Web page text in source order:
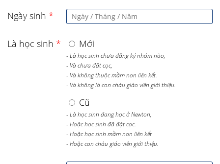
Ngày sinh *
Là học sinh * Mới
- Là học sinh chưa đăng ký nhóm nào,
- Và chưa đặt cọc,
- Và không thuộc mầm non liên kết.
- Và không là con cháu giáo viên giới thiệu.
Cũ
- Là học sinh đang học ở Newton,
- Hoặc học sinh đã đặt cọc.
- Hoặc học sinh mầm non liên kết
- Hoặc con cháu giáo viên giới thiệu.